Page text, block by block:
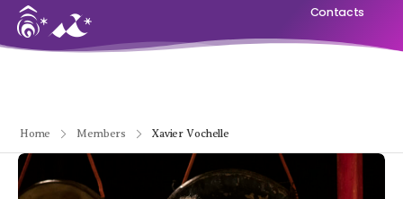
Contacts
Home Members Xavier Vochelle